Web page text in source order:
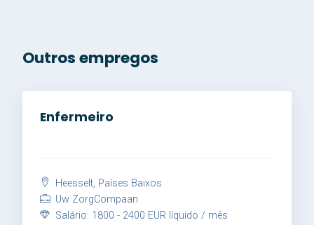
Outros empregos
Enfermeiro
Heesselt, Países Baixos
Uw ZorgCompaan
Salário: 1800 - 2400 EUR líquido / mês